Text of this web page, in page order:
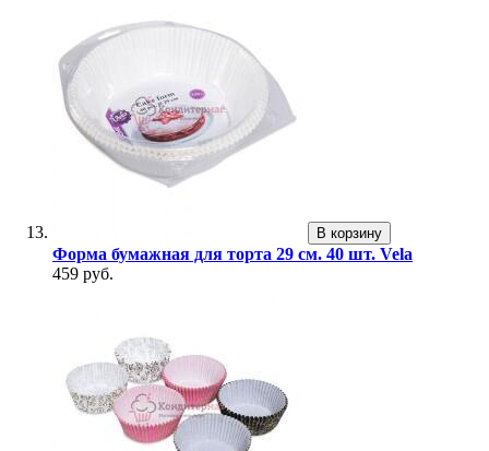
В корзину
Форма бумажная для торта 29 см. 40 шт. Vela
459 руб.